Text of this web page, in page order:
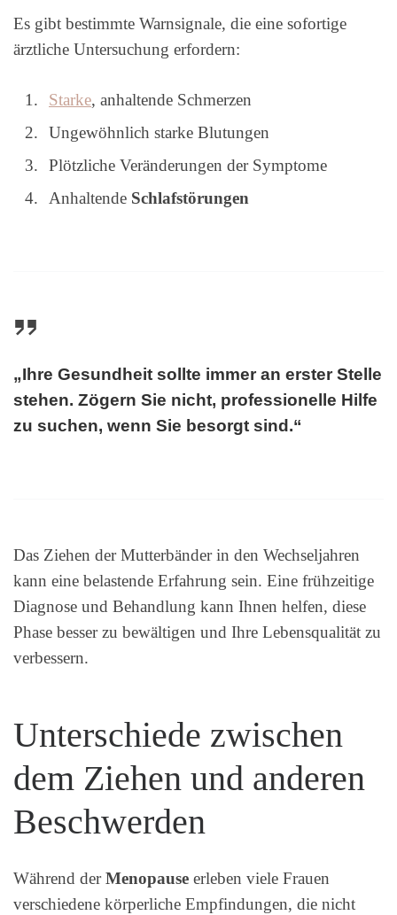
Es gibt bestimmte Warnsignale, die eine sofortige
ärztliche Untersuchung erfordern:
Starke, anhaltende Schmerzen
Ungewöhnlich starke Blutungen
Plötzliche Veränderungen der Symptome
Anhaltende Schlafstörungen
„Ihre Gesundheit sollte immer an erster Stelle
stehen. Zögern Sie nicht, professionelle Hilfe
zu suchen, wenn Sie besorgt sind.“
Das Ziehen der Mutterbänder in den Wechseljahren
kann eine belastende Erfahrung sein. Eine frühzeitige
Diagnose und Behandlung kann Ihnen helfen, diese
Phase besser zu bewältigen und Ihre Lebensqualität zu
verbessern.
Unterschiede zwischen
dem Ziehen und anderen
Beschwerden
Während derMenopause erleben viele Frauen
verschiedene körperliche Empfindungen, die nicht